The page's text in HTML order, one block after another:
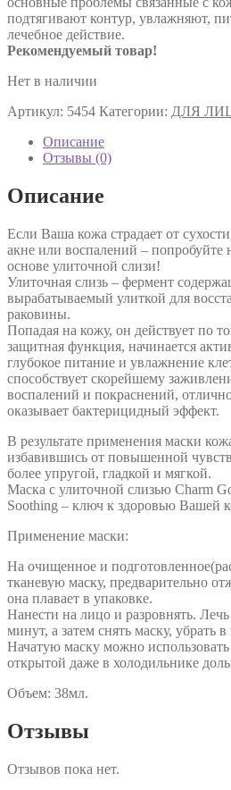
подтягивают контур, увлажняют,
лечебное действие.
Рекомендуемый товар!
Нет в наличии
Артикул: 5454 Категории: ДЛЯ
Описание
Отзывы (0)
Описание
Если Ваша кожа страдает от
акне или воспалений – попробуйте
основе улиточной слизи!
Улиточная слизь – фермент
вырабатываемый улиткой для
раковины.
Попадая на кожу, он действует по
защитная функция, начинается
глубокое питание и увлажнение
способствует скорейшему
воспалений и покраснений,
оказывает бактерицидный эффект.
В результате применения маски
избавившись от повышенной
более упругой, гладкой и мягкой.
Маска с улиточной слизью Charm
Soothing – ключ к здоровью Вашей
Применение маски:
На очищенное и
тканевую маску, предварительно
она плавает в упаковке.
Нанести на лицо и разровнять.
минут, а затем снять маску, убрать
Начатую маску можно
открытой даже в холодильнике
Объем: 38мл.
Отзывы
Отзывов пока нет.